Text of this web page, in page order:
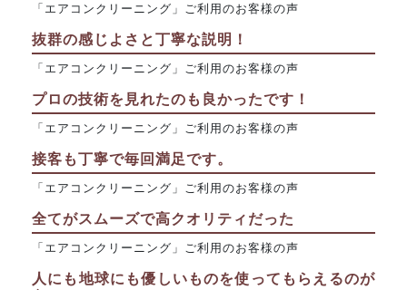
「エアコンクリーニング」ご利用のお客様の声
抜群の感じよさと丁寧な説明！
「エアコンクリーニング」ご利用のお客様の声
プロの技術を見れたのも良かったです！
「エアコンクリーニング」ご利用のお客様の声
接客も丁寧で毎回満足です。
「エアコンクリーニング」ご利用のお客様の声
全てがスムーズで高クオリティだった
「エアコンクリーニング」ご利用のお客様の声
人にも地球にも優しいものを使ってもらえるのが